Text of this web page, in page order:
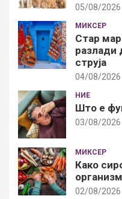
05/08/2026
МИКСЕР
Стар
разлади
струја
04/08/2026
НИЕ
Што е
03/08/2026
МИКСЕР
Како
02/08/2026